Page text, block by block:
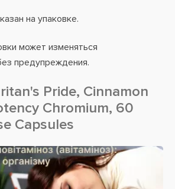
на упаковке.
может изменяться
предупреждения.
Pride, Cinnamon
Chromium, 60
Capsules